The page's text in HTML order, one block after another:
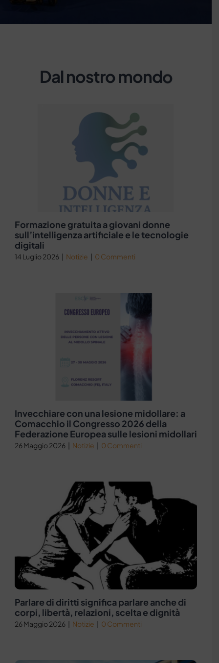
Dalnostromondo
Formazione gratuita a giovani donne
sull’intelligenza artificiale e le tecnologie
digitali
14 Luglio 2026 | Notizie | 0 Commenti
Invecchiare con una lesione midollare: a
Comacchio il Congresso 2026 della
Federazione Europea sulle lesioni midollari
26 Maggio 2026 | Notizie | 0 Commenti
Parlare di diritti significa parlare anche di
corpi, libertà, relazioni, scelta e dignità
26 Maggio 2026 | Notizie | 0 Commenti